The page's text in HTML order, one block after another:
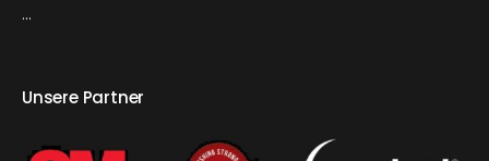
...
Unsere Partner